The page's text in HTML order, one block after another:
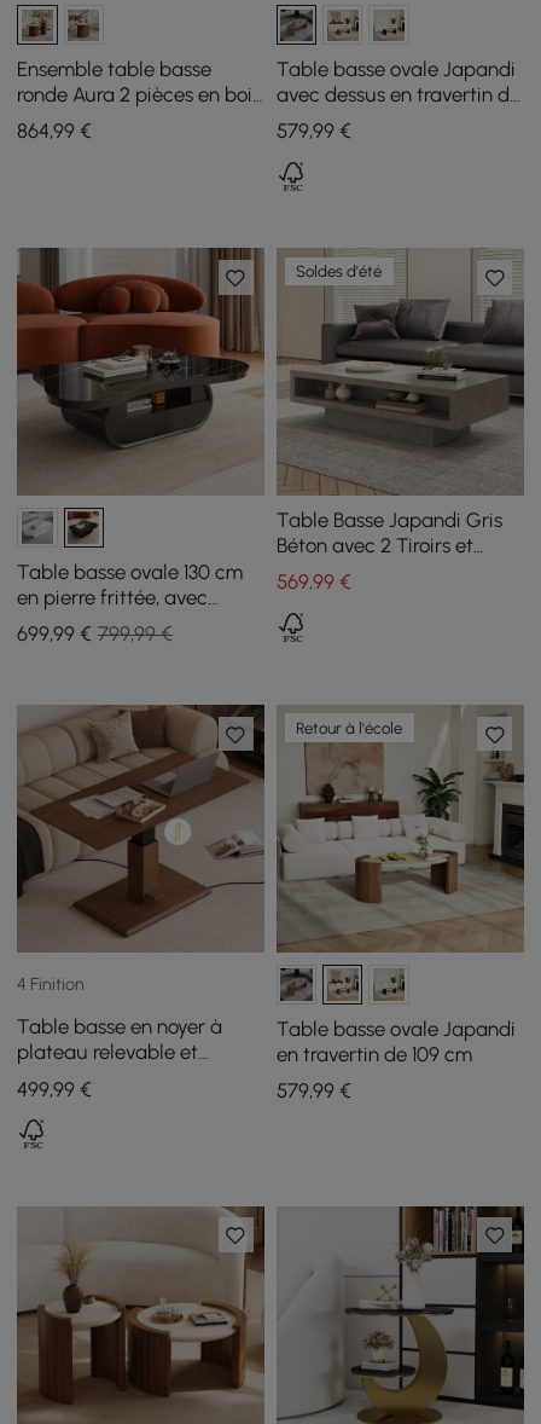
Ensemble table basse
ronde Aura 2 pièces en bois
de frêne à lattes avec
plateau en pierre frittée
864,99 €
Table basse ovale Japandi
avec dessus en travertin de
1080 mm
579,99€
Table basse ovale 130 cm
en pierre frittée, avec
rangement
699,99 € 799,99 €
Soldes d'été
Table Basse Japandi Gris
Béton avec 2 Tiroirs et
Rangement Ouvert
569,99€
4 Finition
Table basse en noyer à
plateau relevable et
réglable en hauteur de
1200 mm
499,99 €
Retour à l'école
Table basse ovale Japandi
en travertin de 109 cm
579,99€